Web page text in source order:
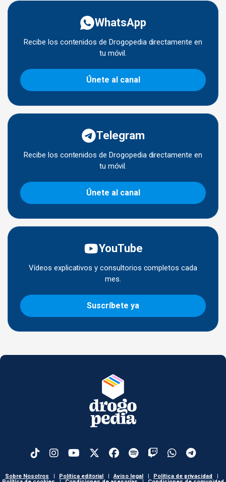
WhatsApp
Recibe los contenidos de Drogopedia directamente en
tu móvil.
Únete al canal
Telegram
Recibe los contenidos de Drogopedia directamente en
tu móvil.
Únete al canal
YouTube
Vídeos explicativos y consultorios completos cada
mes.
Suscríbete ya
Sobre Nosotros Política editorial Aviso legal Política de privacidad